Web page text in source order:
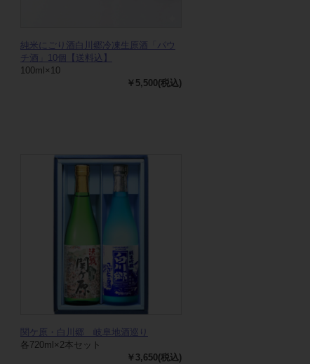
純米にごり酒白川郷冷凍生原酒「パウ
チ酒」10個【送料込】
100ml×10
￥5,500(税込)
関ケ原・白川郷 岐阜地酒巡り
各720ml×2本セット
￥3,650(税込)